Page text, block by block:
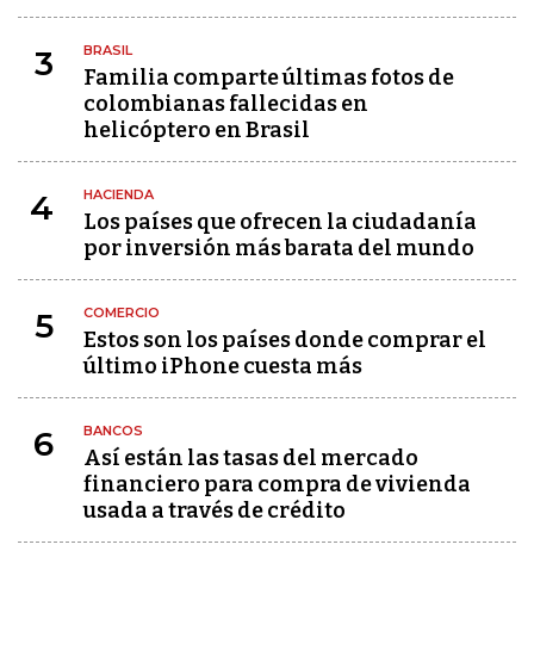
3 BRASIL
Familia comparte últimas fotos de
colombianas fallecidas en
helicóptero en Brasil
4 HACIENDA
Los países que ofrecen la ciudadanía
por inversión más barata del mundo
5 COMERCIO
Estos son los países donde comprar el
último iPhone cuesta más
6 BANCOS
Así están las tasas del mercado
financiero para compra de vivienda
usada a través de crédito